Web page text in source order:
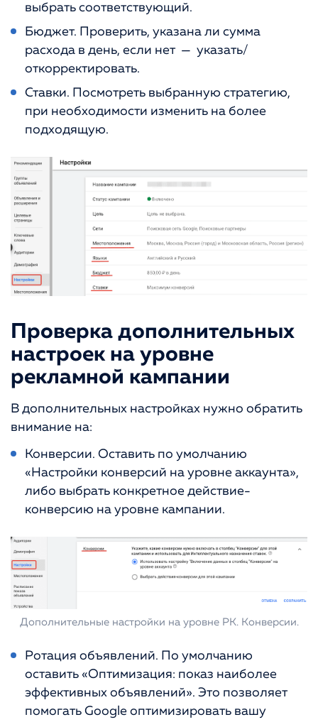
выбрать соответствующий.
Бюджет. Проверить, указана ли сумма
расхода в день, если нет — указать/
откорректировать.
Ставки. Посмотреть выбранную стратегию,
при необходимости изменить на более
подходящую.
Проверка дополнительных
настроек на уровне
рекламной кампании
В дополнительных настройках нужно обратить
внимание на:
Конверсии. Оставить по умолчанию
«Настройки конверсий на уровне аккаунта»,
либо выбрать конкретное действие-
конверсию на уровне кампании.
Дополнительные настройки на уровне РК. Конверсии.
Ротация объявлений. По умолчанию
оставить «Оптимизация: показ наиболее
эффективных объявлений». Это позволяет
помогать Google оптимизировать вашу